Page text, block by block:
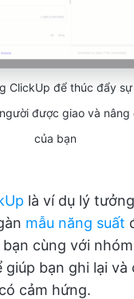
ClickUp để thúc đẩy
được giao và nâng
của bạn
là ví dụ lý
mẫu năng suất
cùng với
bạn ghi lại và
cảm hứng.